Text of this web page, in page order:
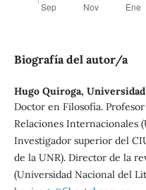
Biografía del autor/a
Hugo Quiroga,
Doctor en Filosofía.
Relaciones Internacionales
Investigador superior del
de la UNR). Director de la
(Universidad Nacional del